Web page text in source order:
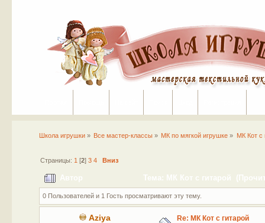
Школа игрушки» Все мастер-классы » МК по мягкой игрушке » МК Кот с
Страницы: 1 [2] 3 4 Вниз
Автор Тема: МК Кот с гитарой
0 Пользователей и 1 Гость просматривают эту тему.
Aziya Re: МК Кот с гитарой